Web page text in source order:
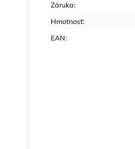
Záruka:
Hmotnosť:
EAN: